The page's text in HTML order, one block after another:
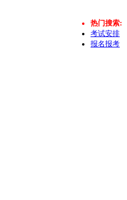
热门搜索:
考试安排
报名报考